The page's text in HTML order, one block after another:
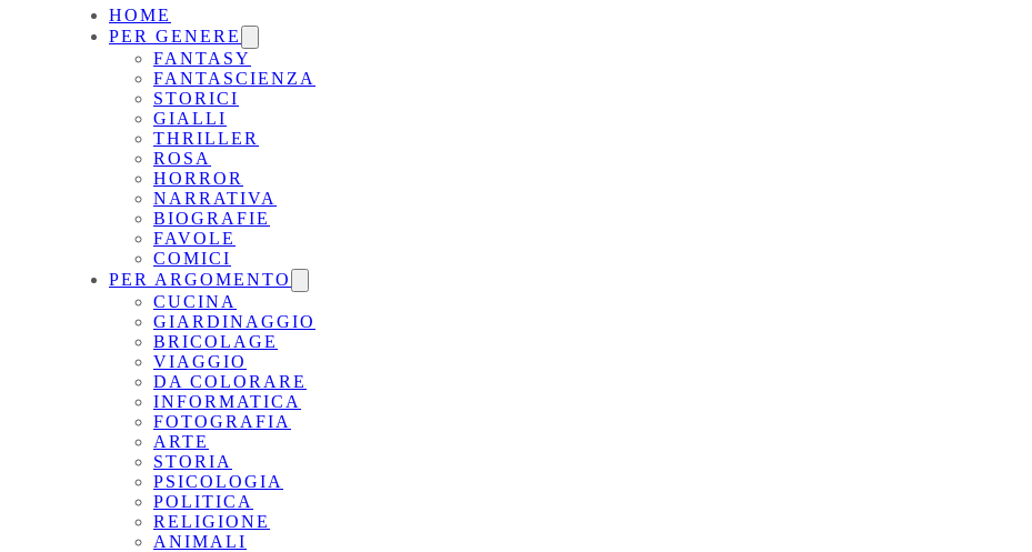
HOME
PER GENERE
FANTASY
FANTASCIENZA
STORICI
GIALLI
THRILLER
ROSA
HORROR
NARRATIVA
BIOGRAFIE
FAVOLE
COMICI
PER ARGOMENTO
CUCINA
GIARDINAGGIO
BRICOLAGE
VIAGGIO
DA COLORARE
INFORMATICA
FOTOGRAFIA
ARTE
STORIA
PSICOLOGIA
POLITICA
RELIGIONE
ANIMALI